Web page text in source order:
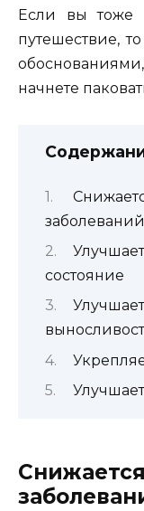
Если вы тоже
путешествие,
начнете
заболеваний
состояние